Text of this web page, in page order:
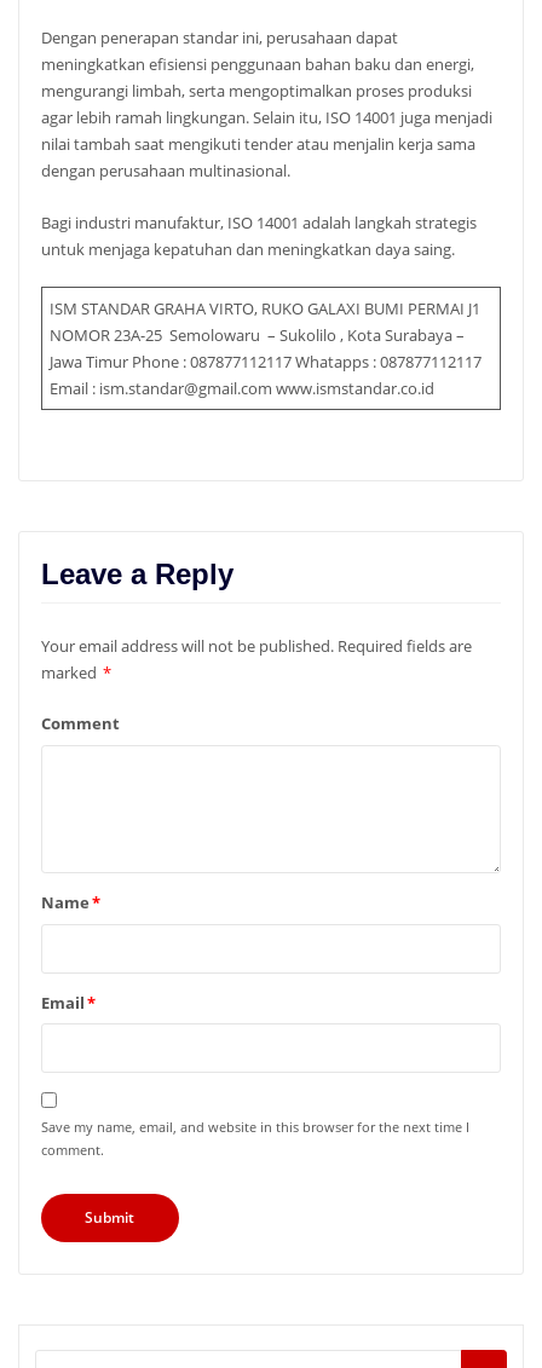
Dengan penerapan standar ini, perusahaan dapat
meningkatkan efisiensi penggunaan bahan baku dan energi,
mengurangi limbah, serta mengoptimalkan proses produksi
agar lebih ramah lingkungan. Selain itu, ISO 14001 juga menjadi
nilai tambah saat mengikuti tender atau menjalin kerja sama
dengan perusahaan multinasional.
Bagi industri manufaktur, ISO 14001 adalah langkah strategis
untuk menjaga kepatuhan dan meningkatkan daya saing.
ISM STANDAR GRAHA VIRTO, RUKO GALAXI BUMI PERMAI J1
NOMOR 23A-25 Semolowaru – Sukolilo , Kota Surabaya –
Jawa Timur Phone : 087877112117 Whatapps : 087877112117
Email : ism.standar@gmail.com www.ismstandar.co.id
Leave a Reply
Your email address will not be published. Required fields are
marked *
Comment
Name*
Email*
Save my name, email, and website in this browser for the next time I
comment.